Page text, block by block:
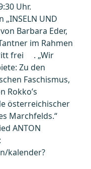
Uhr.
UND
Barbara Eder,
im Rahmen
frei . „Wir
Zu den
Faschismus,
Rokko’s
österreichischer
Marchfelds.“
ANTON
kalender?